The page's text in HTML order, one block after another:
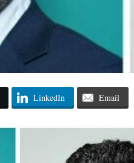
LinkedIn Email